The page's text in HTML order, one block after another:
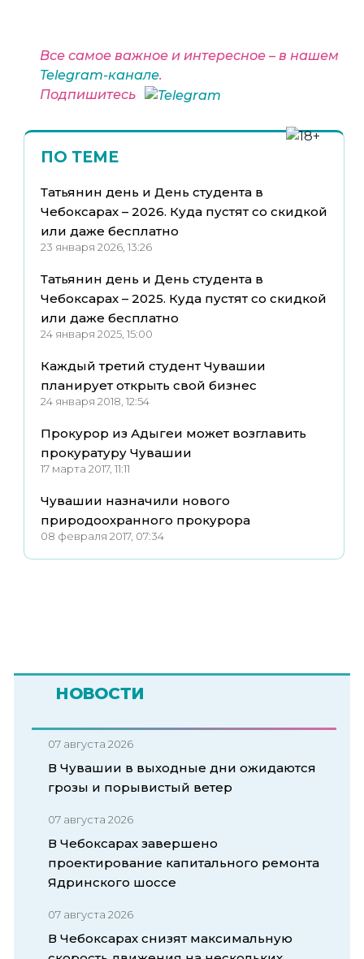
Все самое важное и интересное – в нашем
Telegram-канале.
Подпишитесь
ПО ТЕМЕ
Татьянин день и День студента в
Чебоксарах – 2026. Куда пустят со скидкой
или даже бесплатно
23 января 2026, 13:26
Татьянин день и День студента в
Чебоксарах – 2025. Куда пустят со скидкой
или даже бесплатно
24 января 2025, 15:00
Каждый третий студент Чувашии
планирует открыть свой бизнес
24 января 2018, 12:54
Прокурор из Адыгеи может возглавить
прокуратуру Чувашии
17 марта 2017, 11:11
Чувашии назначили нового
природоохранного прокурора
08 февраля 2017, 07:34
НОВОСТИ
07 августа 2026
В Чувашии в выходные дни ожидаются
грозы и порывистый ветер
07 августа 2026
В Чебоксарах завершено
проектирование капитального ремонта
Ядринского шоссе
07 августа 2026
В Чебоксарах снизят максимальную